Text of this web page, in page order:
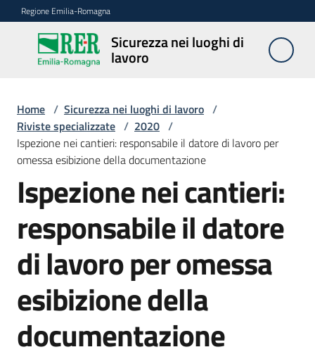
Vai al contenuto
Vai alla navigazione
Vai al footer
Regione Emilia-Romagna
Sicurezza nei luoghi di
lavoro
Sicurezza
nei
lavoro
Notizie
Sicurezza
costruzioni
Coordinamento
prevenzione
vigilanza
Home / Sicurezza nei luoghi di lavoro /
Riviste specializzate / 2020 /
Ispezione nei cantieri: responsabile il datore di lavoro per
omessa esibizione della documentazione
Ispezione nei cantieri:
responsabile il datore
di lavoro per omessa
esibizione della
documentazione